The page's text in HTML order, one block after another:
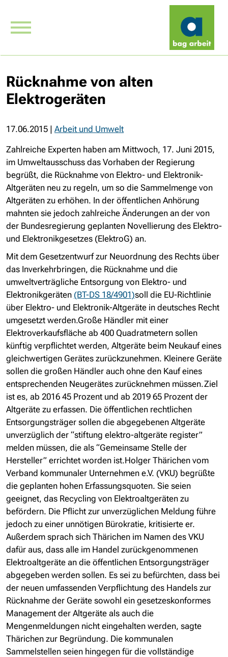
Rücknahme von alten
Elektrogeräten
17.06.2015 | Arbeit und Umwelt
Zahlreiche Experten haben am Mittwoch, 17. Juni 2015,
im Umweltausschuss das Vorhaben der Regierung
begrüßt, die Rücknahme von Elektro- und Elektronik-
Altgeräten neu zu regeln, um so die Sammelmenge von
Altgeräten zu erhöhen. In der öffentlichen Anhörung
mahnten sie jedoch zahlreiche Änderungen an der von
der Bundesregierung geplanten Novellierung des Elektro-
und Elektronikgesetzes (ElektroG) an.
Mit dem Gesetzentwurf zur Neuordnung des Rechts über
das Inverkehrbringen, die Rücknahme und die
umweltverträgliche Entsorgung von Elektro- und
Elektronikgeräten (BT-DS 18/4901)soll die EU-Richtlinie
über Elektro- und Elektronik-Altgeräte in deutsches Recht
umgesetzt werden.Große Händler mit einer
Elektroverkaufsfläche ab 400 Quadratmetern sollen
künftig verpflichtet werden, Altgeräte beim Neukauf eines
gleichwertigen Gerätes zurückzunehmen. Kleinere Geräte
sollen die großen Händler auch ohne den Kauf eines
entsprechenden Neugerätes zurücknehmen müssen.Ziel
ist es, ab 2016 45 Prozent und ab 2019 65 Prozent der
Altgeräte zu erfassen. Die öffentlichen rechtlichen
Entsorgungsträger sollen die abgegebenen Altgeräte
unverzüglich der “stiftung elektro-altgeräte register”
melden müssen, die als “Gemeinsame Stelle der
Hersteller” errichtet worden ist.Holger Thärichen vom
Verband kommunaler Unternehmen e.V. (VKU) begrüßte
die geplanten hohen Erfassungsquoten. Sie seien
geeignet, das Recycling von Elektroaltgeräten zu
befördern. Die Pflicht zur unverzüglichen Meldung führe
jedoch zu einer unnötigen Bürokratie, kritisierte er.
Außerdem sprach sich Thärichen im Namen des VKU
dafür aus, dass alle im Handel zurückgenommenen
Elektroaltgeräte an die öffentlichen Entsorgungsträger
abgegeben werden sollen. Es sei zu befürchten, dass bei
der neuen umfassenden Verpflichtung des Handels zur
Rücknahme der Geräte sowohl ein gesetzeskonformes
Management der Altgeräte als auch die
Mengenmeldungen nicht eingehalten werden, sagte
Thärichen zur Begründung. Die kommunalen
Sammelstellen seien hingegen für die vollständige